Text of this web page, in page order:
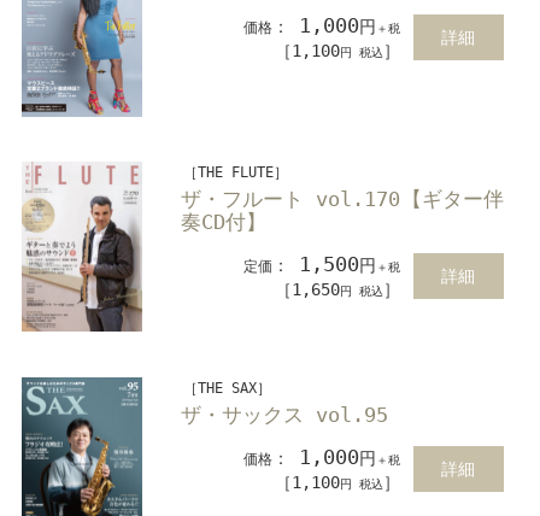
価格 ： 1,000円 ＋税
［1,100円 税込 ］
詳細
［THE FLUTE］
ザ・フルート vol.170【ギター伴
奏CD付】
定価 ： 1,500円 ＋税
［1,650円 税込 ］
詳細
［THE SAX］
ザ・サックス vol.95
価格 ： 1,000円 ＋税
［1,100円 税込 ］
詳細